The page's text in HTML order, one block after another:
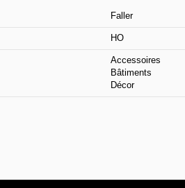
Faller
HO
Accessoires
Bâtiments
Décor